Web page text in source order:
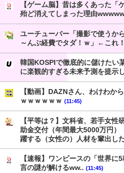
【ゲーム脳】昔は多くあった「
殆ど消えてしまった理由
ユーチューバー「撮影で使うか
～んぶ経費でタダ！ｗ」←これ！
韓国KOSPIで徹底的に儲けたい
に楽観的すぎる未来予測を提
【動画】DAZNさん、わけわか
ｗｗｗｗｗｗ (11:45)
【平等は？】文科省、若手女性
助金交付（年間最大5000万円）
躍する（女性の）人材を輩出し
【速報】ワンピースの「世界に
言の謎が解けるww.. (11:45)